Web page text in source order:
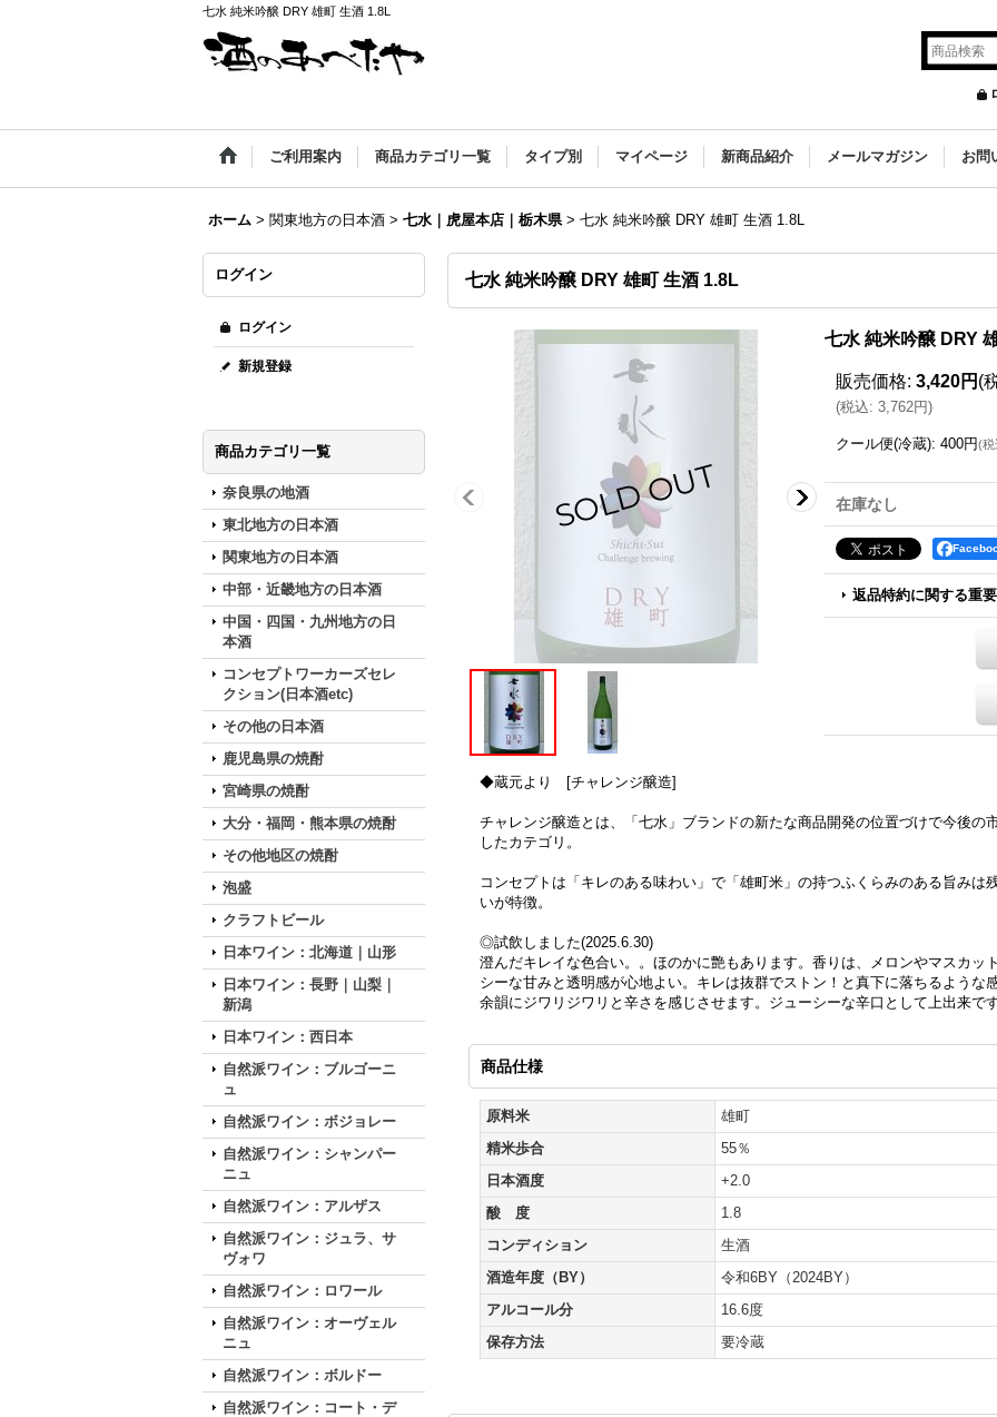
七水 純米吟醸 DRY 雄町 生酒 1.8L
ご利用案内 商品カテゴリ一覧 タイプ別 マイページ 新商品紹介 メールマガジン お問
ホーム > 関東地方の日本酒 > 七水｜虎屋本店｜栃木県 > 七水 純米吟醸 DRY 雄町 生酒 1.8L
ログイン
ログイン
新規登録
商品カテゴリ一覧
奈良県の地酒
東北地方の日本酒
関東地方の日本酒
中部・近畿地方の日本酒
中国・四国・九州地方の日
本酒
コンセプトワーカーズセレ
クション(日本酒etc)
その他の日本酒
鹿児島県の焼酎
宮崎県の焼酎
大分・福岡・熊本県の焼酎
その他地区の焼酎
泡盛
クラフトビール
日本ワイン：北海道｜山形
日本ワイン：長野｜山梨｜
新潟
日本ワイン：西日本
自然派ワイン：ブルゴーニ
ュ
自然派ワイン：ボジョレー
自然派ワイン：シャンパー
ニュ
自然派ワイン：アルザス
自然派ワイン：ジュラ、サ
ヴォワ
自然派ワイン：ロワール
自然派ワイン：オーヴェル
ニュ
自然派ワイン：ボルドー
自然派ワイン：コート・デ
七水 純米吟醸 DRY 雄町 生酒 1.8L
七水 純米吟醸 DRY
販売価格: 3,420円 (
(税込: 3,762円)
クール便(冷蔵): 400円(税
在庫なし
返品特約に関する重
◆蔵元より [チャレンジ醸造]
チャレンジ醸造とは、「七水」ブランドの新たな商品開発の位置づけで今後の
したカテゴリ。
コンセプトは「キレのある味わい」で「雄町米」の持つふくらみのある旨みは
いが特徴。
◎試飲しました(2025.6.30)
澄んだキレイな色合い。。ほのかに艶もあります。香りは、メロンやマスカッ
シーな甘みと透明感が心地よい。キレは抜群でストン！と真下に落ちるような
余韻にジワリジワリと辛さを感じさせます。ジューシーな辛口として上出来で
商品仕様
原料米
雄町
精米歩合
55％
日本酒度
+2.0
酸 度
1.8
コンディション
生酒
酒造年度（BY）
令和6BY（2024BY）
アルコール分
16.6度
保存方法
要冷蔵